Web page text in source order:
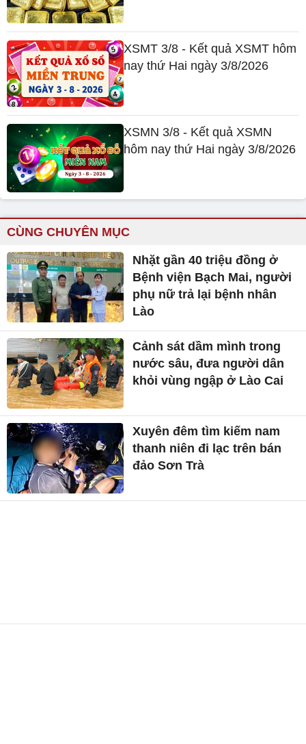
XSMT 3/8 - Kết quả XSMT hôm
nay thứ Hai ngày 3/8/2026
XSMN 3/8 - Kết quả XSMN
hôm nay thứ Hai ngày 3/8/2026
CÙNG CHUYÊN MỤC
Nhặt gần 40 triệu đồng ở
Bệnh viện Bạch Mai, người
phụ nữ trả lại bệnh nhân
Lào
Cảnh sát dầm mình trong
nước sâu, đưa người dân
khỏi vùng ngập ở Lào Cai
Xuyên đêm tìm kiếm nam
thanh niên đi lạc trên bán
đảo Sơn Trà